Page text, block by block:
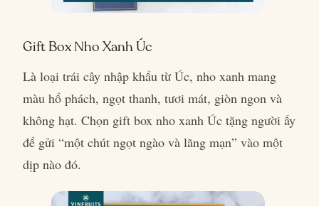
Gift Box Nho Xanh Úc
Là loại trái cây nhập khẩu từ Úc, nho xanh mang
màu hổ phách, ngọt thanh, tươi mát, giòn ngon và
không hạt. Chọn gift box nho xanh Úc tặng người ấy
để gửi “một chút ngọt ngào và lãng mạn” vào một
dịp nào đó.